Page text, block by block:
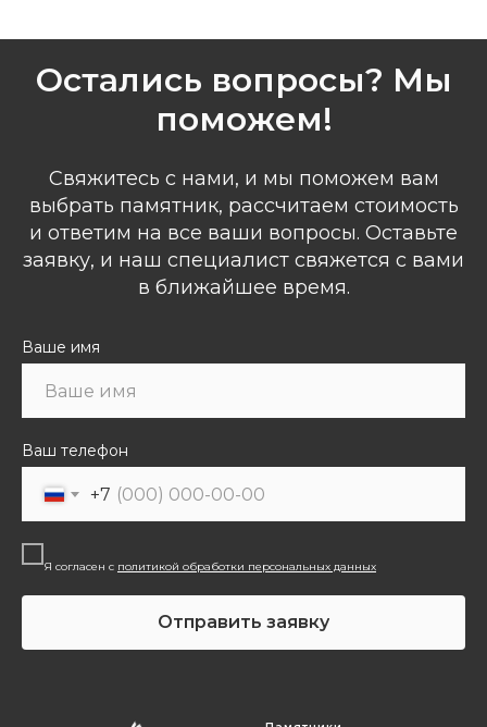
Остались вопросы? Мы
поможем!
Свяжитесь с нами, и мы поможем вам
выбрать памятник, рассчитаем стоимость
и ответим на все ваши вопросы. Оставьте
заявку, и наш специалист свяжется с вами
в ближайшее время.
Ваше имя
Ваш телефон
+7
Я согласен с политикой обработки персональных данных
Отправить заявку